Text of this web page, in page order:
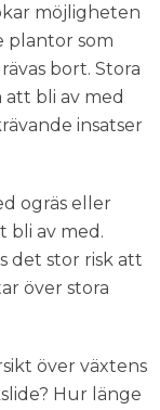
möjligheten
plantor som
bort. Stora
bli av med
insatser
ogräs eller
bli av med.
det stor risk att
över stora
över växtens
Hur länge